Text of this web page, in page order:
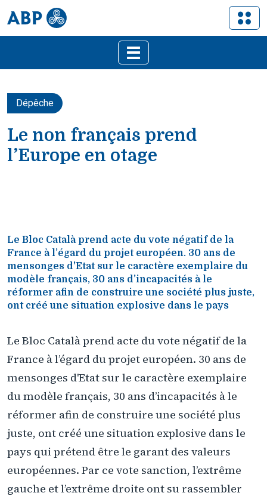
Dépêche
Le non français prend
l’Europe en otage
Le Bloc Català prend acte du vote négatif de la
France à l’égard du projet européen. 30 ans de
mensonges d'Etat sur le caractère exemplaire du
modèle français, 30 ans d’incapacités à le
réformer afin de construire une société plus juste,
ont créé une situation explosive dans le pays
Le Bloc Català prend acte du vote négatif de la
France à l’égard du projet européen. 30 ans de
mensonges d'Etat sur le caractère exemplaire
du modèle français, 30 ans d’incapacités à le
réformer afin de construire une société plus
juste, ont créé une situation explosive dans le
pays qui prétend être le garant des valeurs
européennes. Par ce vote sanction, l’extrême
gauche et l’extrême droite ont su rassembler